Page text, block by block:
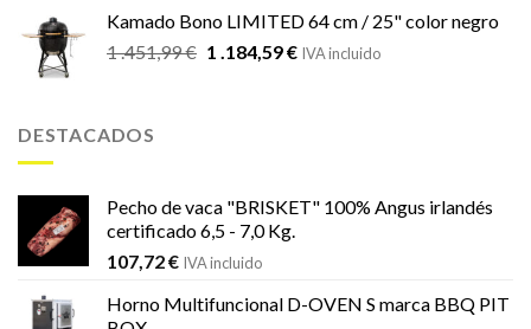
Kamado Bono LIMITED 64 cm / 25" color negro
1 .451,99€ El
1 .184,59€ElIVA incluido
DESTACADOS
Pecho de vaca "BRISKET" 100% Angus irlandés
certificado 6,5 - 7,0 Kg.
107,72€ IVA incluido
Horno Multifuncional D-OVEN S marca BBQ PIT